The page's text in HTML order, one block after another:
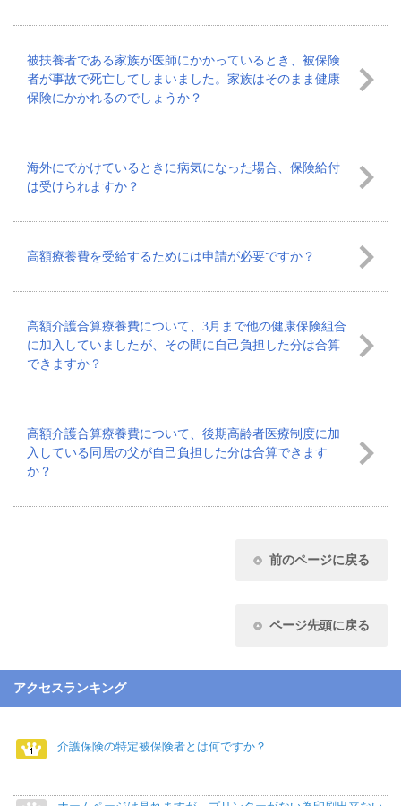
被扶養者である家族が医師にかかっているとき、被保険
者が事故で死亡してしまいました。家族はそのまま健康
保険にかかれるのでしょうか？
海外にでかけているときに病気になった場合、保険給付
は受けられますか？
高額療養費を受給するためには申請が必要ですか？
高額介護合算療養費について、3月まで他の健康保険組合
に加入していましたが、その間に自己負担した分は合算
できますか？
高額介護合算療養費について、後期高齢者医療制度に加
入している同居の父が自己負担した分は合算できます
か？
前のページに戻る
ページ先頭に戻る
アクセスランキング
介護保険の特定被保険者とは何ですか？